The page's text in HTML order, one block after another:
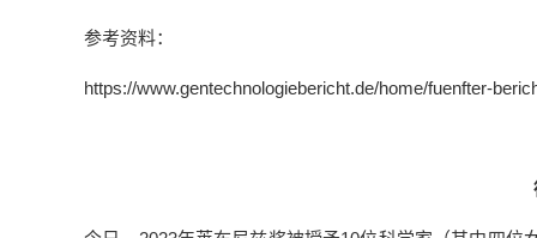
参考资料：
https://www.gentechnologiebericht.de/home/fuenfter-